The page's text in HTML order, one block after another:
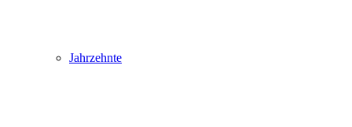
Jahrzehnte